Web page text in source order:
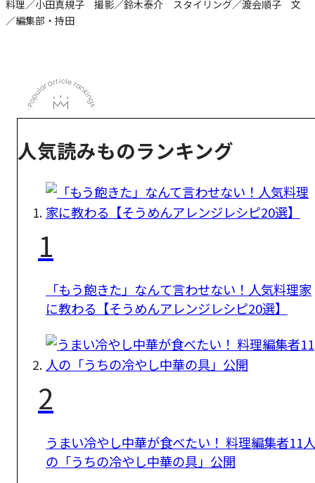
料理／小田真規子 撮影／鈴木泰介 スタイリング／渡会順子 文
／編集部・持田
人気読みものランキング
1
「もう飽きた」なんて言わせない！人気料理家
に教わる【そうめんアレンジレシピ20選】
2
うまい冷やし中華が食べたい！ 料理編集者11人
の「うちの冷やし中華の具」公開